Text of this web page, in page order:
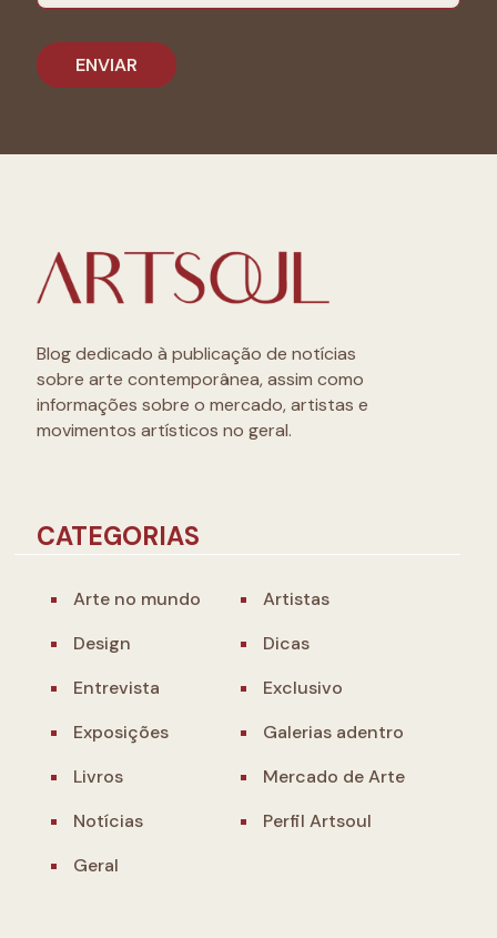
Blog dedicado à publicação de notícias
sobre arte contemporânea, assim como
informações sobre o mercado, artistas e
movimentos artísticos no geral.
CATEGORIAS
Arte no mundo
Artistas
Design
Dicas
Entrevista
Exclusivo
Exposições
Galerias adentro
Livros
Mercado de Arte
Notícias
Perfil Artsoul
Geral